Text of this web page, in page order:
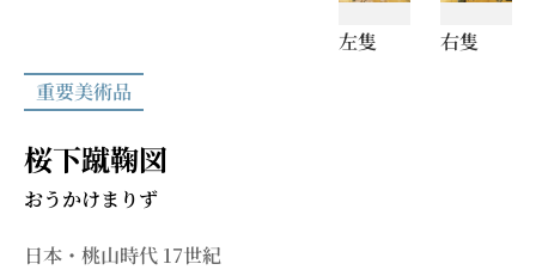
左隻
右隻
重要美術品
桜下蹴鞠図
おうかけまりず
日本・桃山時代 17世紀